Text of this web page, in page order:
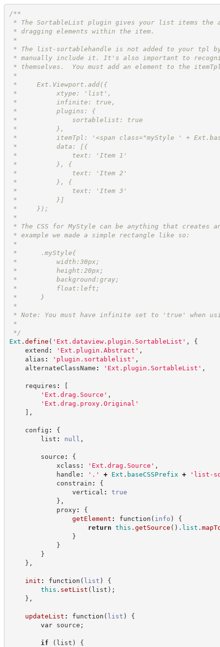
/**
* The SortableList plugin gives your list items the
* dragging elements within the item.
*
* The list-sortablehandle is not added to your tpl
* manually include it. It's also important to
* themselves.  You must add an element to the
*
*     Ext.Viewport.add({
*          xtype: 'list',
*          infinite: true,
*          plugins: {
*              sortablelist: true
*          },
*          itemTpl: '<span class="myStyle ' +
*          data: [{
*              text: 'Item 1'
*          }, {
*              text: 'Item 2'
*          }, {
*              text: 'Item 3'
*          }]
*     });
*
* The CSS for MyStyle can be anything that creates
* example we made a simple rectangle like so:
*
*      .myStyle{
*          width:30px;
*          height:20px;
*          background:gray;
*          float:left;
*      }
*
* Note: You must have infinite set to 'true' when
*
*/
Ext . define ( ' Ext.dataview.plugin.SortableList ' ,
{
extend : ' Ext.plugin.Abstract ' ,
alias : ' plugin.sortablelist ' ,
alternateClassName : ' Ext.plugin.SortableList ' ,
requires :
[
' Ext.drag.Source ' ,
' Ext.drag.proxy.Original '
] ,
config :
{
list : null ,
source :
{
xclass : ' Ext.drag.Source ' ,
handle : ' . ' + Ext . baseCSSPrefix + ' list-
constrain :
{
vertical :
true
} ,
proxy:
{
getElement : function ( info )
{
return this . getSource ( ) . list .
}
}
}
} ,
init : function ( list )
{
this . setList ( list ) ;
} ,
updateList : function ( list )
{
var source ;
if ( list )
{